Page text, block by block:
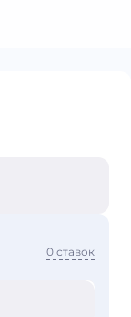
0 ставок